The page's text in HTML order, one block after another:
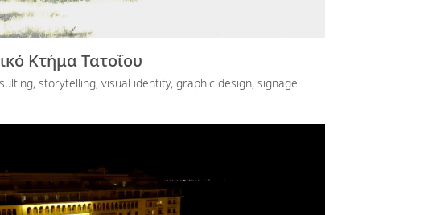
Κτήμα Τατοΐου
storytelling, visual identity, graphic design, signage